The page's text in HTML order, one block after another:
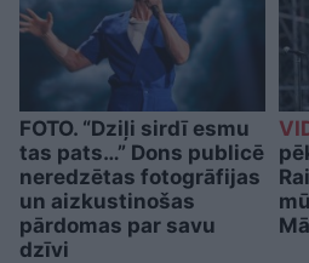
FOTO. “Dziļi sirdī esmu
tas pats…” Dons publicē
neredzētas fotogrāfijas
un aizkustinošas
pārdomas par savu
dzīvi